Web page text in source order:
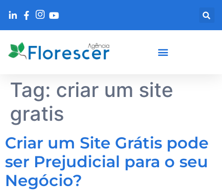
Tag: criar um site
gratis
Criar um Site Grátis pode
ser Prejudicial para o seu
Negócio?